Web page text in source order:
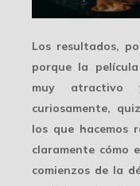
Los resultados,
porque la
muy atractivo
curiosamente,
los que hacemos
claramente cómo
comienzos de la